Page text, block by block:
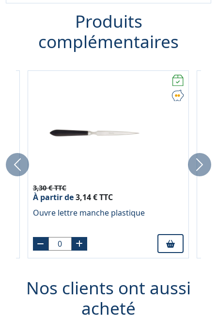
Produits
complémentaires
3,30 € TTC
À partir de3,14 € TTC
Ouvre lettre manche plastique
Previous Next
Nos clients ont aussi
acheté